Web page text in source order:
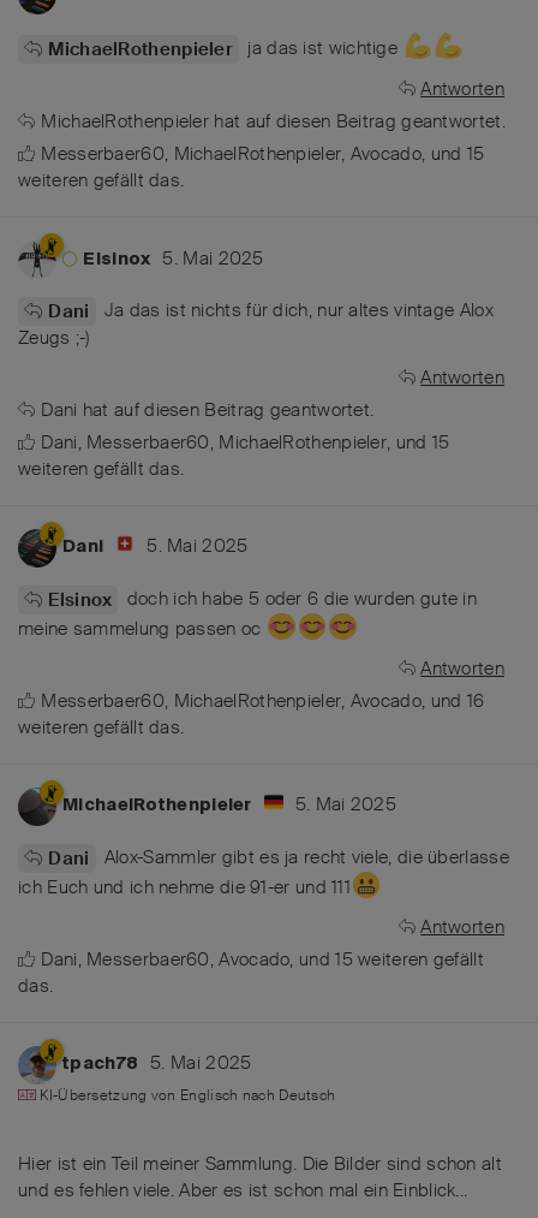
MichaelRothenpieler
ja das ist wichtige
Antworten
MichaelRothenpieler hat auf diesen Beitrag geantwortet.
Messerbaer60, MichaelRothenpieler, Avocado, und 15
weiteren gefällt das.
Elsinox 5. Mai 2025
Dani
Ja das ist nichts für dich, nur altes vintage Alox
Zeugs ;-)
Antworten
Dani hat auf diesen Beitrag geantwortet.
Dani, Messerbaer60, MichaelRothenpieler, und 15
weiteren gefällt das.
Dani 5. Mai 2025
Elsinox
doch ich habe 5 oder 6 die wurden gute in
meine sammelung passen oc
Antworten
Messerbaer60, MichaelRothenpieler, Avocado, und 16
weiteren gefällt das.
MichaelRothenpieler 5. Mai 2025
Dani
Alox-Sammler gibt es ja recht viele, die überlasse
ich Euch und ich nehme die 91-er und 111
Antworten
Dani, Messerbaer60,Avocado, und15 weiteren gefällt
das.
tpach78 5. Mai 2025
KI-Übersetzung von Englisch nach Deutsch
Hier ist ein Teil meiner Sammlung. Die Bilder sind schon alt
und es fehlen viele. Aber es ist schon mal ein Einblick...